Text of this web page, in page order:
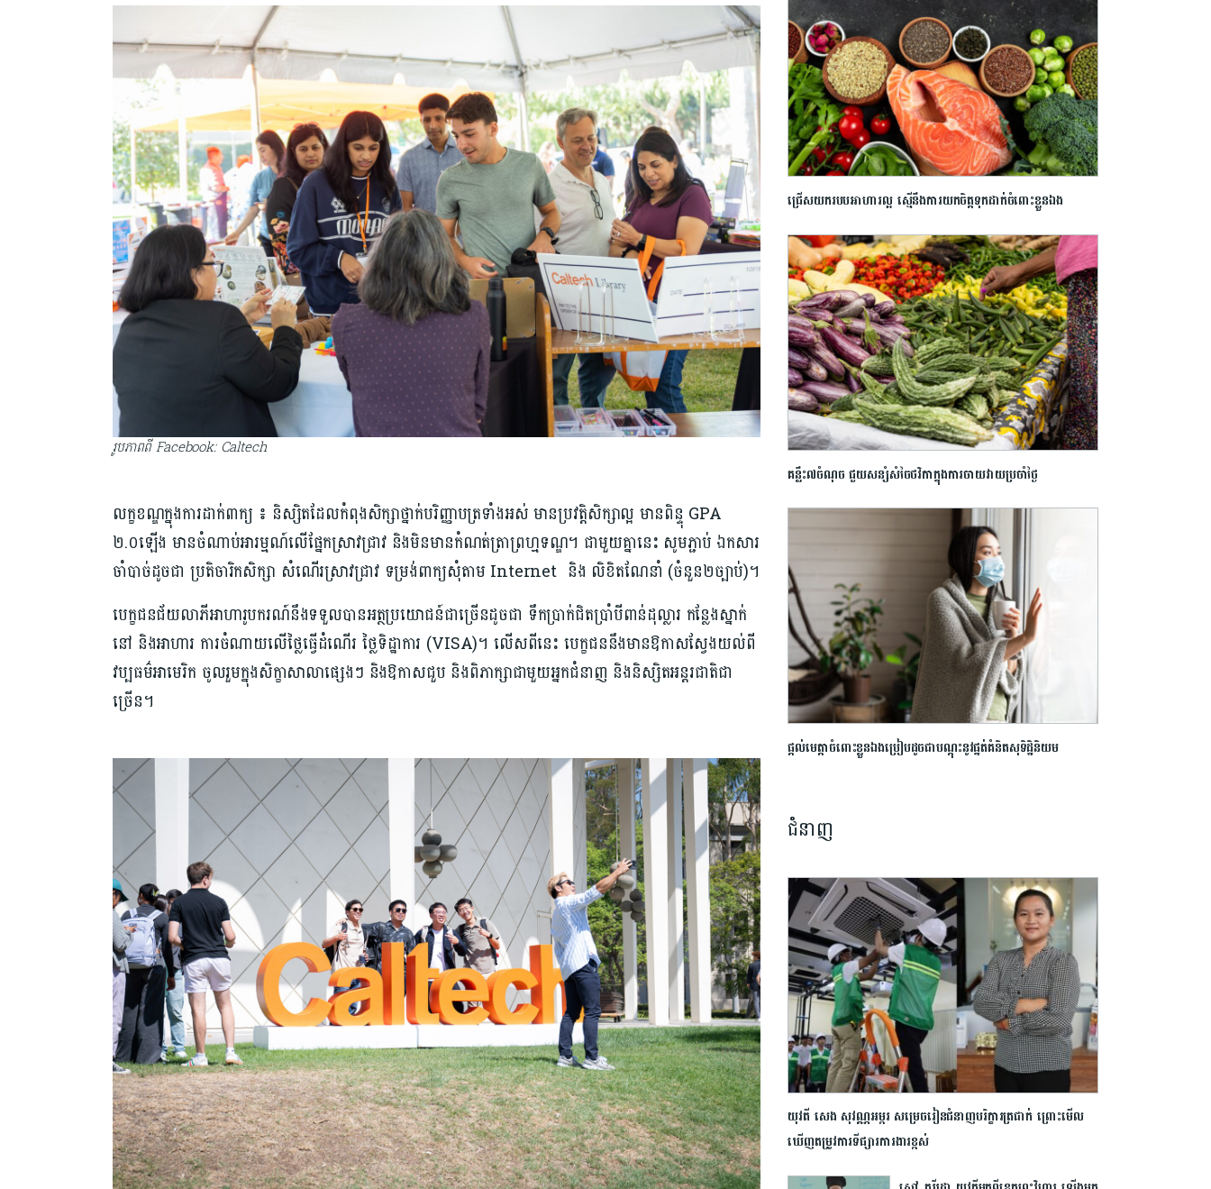
រូបភាពពី Facebook: Caltech
លក្ខខណ្ឌក្នុងការដាក់ពាក្យ ៖ និស្សិតដែលកំពុងសិក្សាថ្នាក់បរិញ្ញាបត្រទាំងអស់ មានប្រវត្តិសិក្សាល្អ មានពិន្ទុ GPA
២.០ឡើង មានចំណាប់អារម្មណ៍លើផ្នែកស្រាវជ្រាវ និងមិនមានកំណត់ត្រាព្រហ្មទណ្ឌ។ ជាមួយគ្នានេះ សូមភ្ជាប់ ឯកសារ
ចាំបាច់ដូចជា ប្រតិចារិកសិក្សា សំណើរស្រាវជ្រាវ ទម្រង់ពាក្យសុំតាម Internet និង លិខិតណែនាំ (ចំនួន២ច្បាប់)។
បេក្ខជនជ័យលាភីអាហារូបករណ៍នឹងទទួលបានអត្ថប្រយោជន៍ជាច្រើនដូចជា ទឹកប្រាក់ជិតប្រាំបីពាន់ដុល្លារ កន្លែងស្នាក់
នៅ និងអាហារ ការចំណាយលើថ្លៃធ្វើដំណើរ ថ្លៃទិដ្ឋាការ (VISA)។ លើសពីនេះ បេក្ខជននឹងមានឱកាសស្វែងយល់ពី
វប្បធម៌អាមេរិក ចូលរួមក្នុងសិក្ខាសាលាផ្សេងៗ និងឱកាសជួប និងពិភាក្សាជាមួយអ្នកជំនាញ និងនិស្សិតអន្តរជាតិជា
ច្រើន។
ជ្រើសយករបបអាហារល្អ ស្មើនឹងការយកចិត្តទុកដាក់ចំពោះខ្លួន​ឯង
គន្លឹះ៧ចំណុច ជួយ​សន្សំសំចៃថវិកាក្នុងការ​ចាយវាយប្រចាំថ្ងៃ
ផ្តល់មេត្តាចំពោះខ្លួនឯងប្រៀបដូចជាបណ្តុះនូវផ្នត់គំនិតសុទិដ្ឋិនិយម
ជំនាញ
យុវតី សេង សុវណ្ណអម្ពរ សម្រេចរៀនជំនាញបរិក្ខារត្រជាក់ ព្រោះមើល
ឃើញតម្រូវការទីផ្សារការងារខ្ពស់